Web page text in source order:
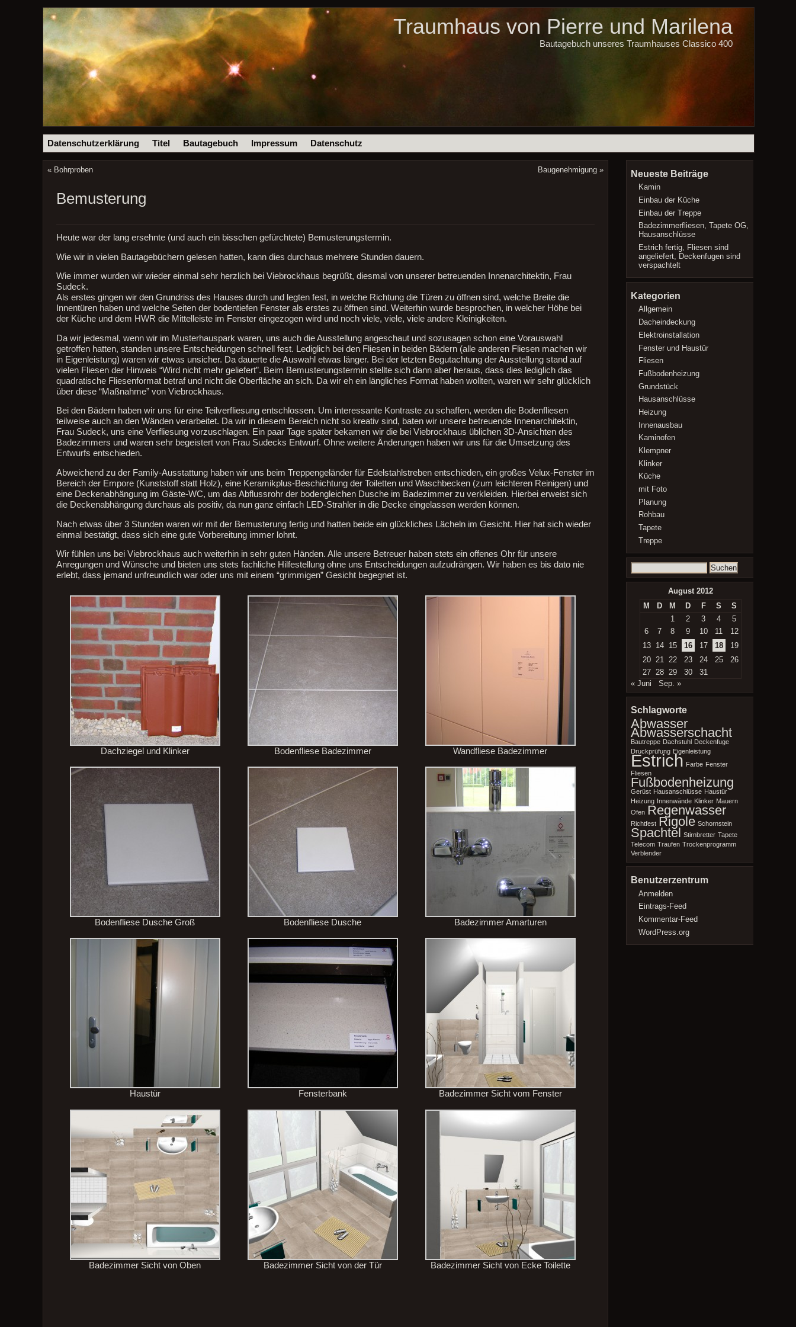
Traumhaus von Pierre und Marilena
Bautagebuch unseres Traumhauses Classico 400
Datenschutzerklärung Titel Bautagebuch Impressum Datenschutz
« Bohrproben Baugenehmigung »
Bemusterung
Heute war der lang ersehnte (und auch ein bisschen gefürchtete) Bemusterungstermin.
Wie wir in vielen Bautagebüchern gelesen hatten, kann dies durchaus mehrere Stunden dauern.
Wie immer wurden wir wieder einmal sehr herzlich bei Viebrockhaus begrüßt, diesmal von unserer betreuenden Innenarchitektin, Frau
Sudeck.
Als erstes gingen wir den Grundriss des Hauses durch und legten fest, in welche Richtung die Türen zu öffnen sind, welche Breite die
Innentüren haben und welche Seiten der bodentiefen Fenster als erstes zu öffnen sind. Weiterhin wurde besprochen, in welcher Höhe bei
der Küche und dem HWR die Mittelleiste im Fenster eingezogen wird und noch viele, viele, viele andere Kleinigkeiten.
Da wir jedesmal, wenn wir im Musterhauspark waren, uns auch die Ausstellung angeschaut und sozusagen schon eine Vorauswahl
getroffen hatten, standen unsere Entscheidungen schnell fest. Lediglich bei den Fliesen in beiden Bädern (alle anderen Fliesen machen wir
in Eigenleistung) waren wir etwas unsicher. Da dauerte die Auswahl etwas länger. Bei der letzten Begutachtung der Ausstellung stand auf
vielen Fliesen der Hinweis “Wird nicht mehr geliefert”. Beim Bemusterungstermin stellte sich dann aber heraus, dass dies lediglich das
quadratische Fliesenformat betraf und nicht die Oberfläche an sich. Da wir eh ein längliches Format haben wollten, waren wir sehr glücklich
über diese “Maßnahme” von Viebrockhaus.
Bei den Bädern haben wir uns für eine Teilverfliesung entschlossen. Um interessante Kontraste zu schaffen, werden die Bodenfliesen
teilweise auch an den Wänden verarbeitet. Da wir in diesem Bereich nicht so kreativ sind, baten wir unsere betreuende Innenarchitektin,
Frau Sudeck, uns eine Verfliesung vorzuschlagen. Ein paar Tage später bekamen wir die bei Viebrockhaus üblichen 3D-Ansichten des
Badezimmers und waren sehr begeistert von Frau Sudecks Entwurf. Ohne weitere Änderungen haben wir uns für die Umsetzung des
Entwurfs entschieden.
Abweichend zu der Family-Ausstattung haben wir uns beim Treppengeländer für Edelstahlstreben entschieden, ein großes Velux-Fenster im
Bereich der Empore (Kunststoff statt Holz), eine Keramikplus-Beschichtung der Toiletten und Waschbecken (zum leichteren Reinigen) und
eine Deckenabhängung im Gäste-WC, um das Abflussrohr der bodengleichen Dusche im Badezimmer zu verkleiden. Hierbei erweist sich
die Deckenabhängung durchaus als positiv, da nun ganz einfach LED-Strahler in die Decke eingelassen werden können.
Nach etwas über 3 Stunden waren wir mit der Bemusterung fertig und hatten beide ein glückliches Lächeln im Gesicht. Hier hat sich wieder
einmal bestätigt, dass sich eine gute Vorbereitung immer lohnt.
Wir fühlen uns bei Viebrockhaus auch weiterhin in sehr guten Händen. Alle unsere Betreuer haben stets ein offenes Ohr für unsere
Anregungen und Wünsche und bieten uns stets fachliche Hilfestellung ohne uns Entscheidungen aufzudrängen. Wir haben es bis dato nie
erlebt, dass jemand unfreundlich war oder uns mit einem “grimmigen” Gesicht begegnet ist.
Dachziegel und Klinker Bodenfliese Badezimmer Wandfliese Badezimmer
Bodenfliese Dusche Groß Bodenfliese Dusche Badezimmer Amarturen
Haustür Fensterbank Badezimmer Sicht vom Fenster
Badezimmer Sicht von Oben Badezimmer Sicht von der Tür Badezimmer Sicht von Ecke Toilette
Neueste Beiträge
Kamin
Einbau der Küche
Einbau der Treppe
Badezimmerfliesen, Tapete OG,
Hausanschlüsse
Estrich fertig, Fliesen sind
angeliefert, Deckenfugen sind
verspachtelt
Kategorien
Allgemein
Dacheindeckung
Elektroinstallation
Fenster und Haustür
Fliesen
Fußbodenheizung
Grundstück
Hausanschlüsse
Heizung
Innenausbau
Kaminofen
Klempner
Klinker
Küche
mit Foto
Planung
Rohbau
Tapete
Treppe
Suchen
nach:
August 2012
M
D M D F S
S
1
2 3 4
5
6
7 8 9 10 11
12
13
14 15 16 17 18
19
20 21 22 23 24 25
26
27 28 29 30
31
« Juni
Sep. »
Schlagworte
Abwasser
Abwasserschacht
Bautreppe Dachstuhl Deckenfuge
Druckprüfung Eigenleistung
Estrich Farbe Fenster
Fliesen
Fußbodenheizung
Gerüst Hausanschlüsse Haustür
Heizung Innenwände Klinker Mauern
Ofen Regenwasser
Richtfest Rigole Schornstein
Spachtel Stirnbretter Tapete
Telecom Traufen Trockenprogramm
Verblender
Benutzerzentrum
Anmelden
Eintrags-Feed
Kommentar-Feed
WordPress.org